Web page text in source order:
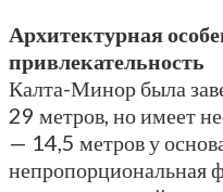
Архитектурная
привлекательность
Калта-Минор была
29 метров, но имеет
— 14,5 метров у
непропорциональная